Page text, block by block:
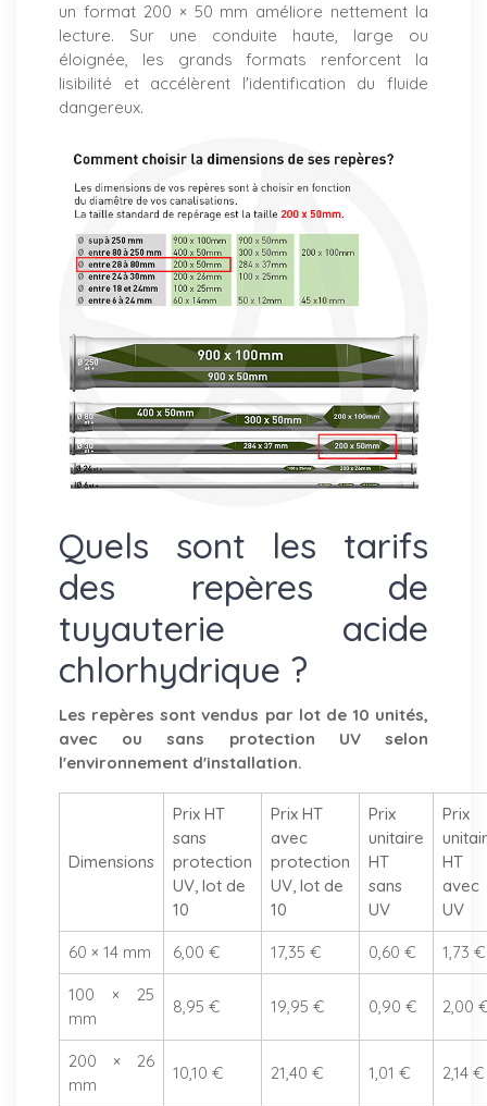
un format 200 × 50 mm améliore nettement la
lecture. Sur une conduite haute, large ou
éloignée, les grands formats renforcent la
lisibilité et accélèrent l'identification du fluide
dangereux.
Quels sont les tarifs
des repères de
tuyauterie acide
chlorhydrique ?
Les repères sont vendus par lot de 10 unités,
avec ou sans protection UV selon
l'environnement d'installation.
Dimensions
Prix HT
sans
protection
UV, lot de
10
Prix HT
avec
protection
UV, lot de
10
Prix
unitaire
HT
sans
UV
Prix
HT
avec
UV
60 × 14 mm 6,00 € 17,35 € 0,60 € 1,73 €
100 × 25
mm
8,95 € 19,95 € 0,90 € 2,00
200 × 26
mm
10,10 € 21,40 € 1,01 € 2,14 €